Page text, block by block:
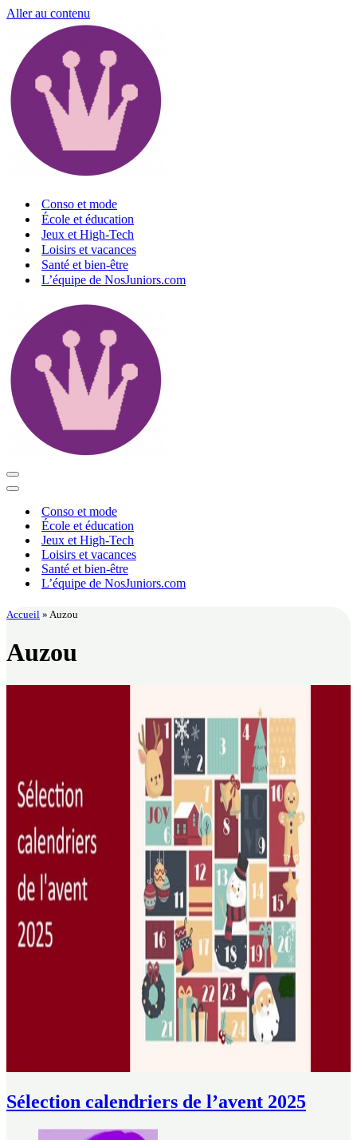
Aller au contenu
Conso et mode
École et éducation
Jeux et High-Tech
Loisirs et vacances
Santé et bien-être
L’équipe de NosJuniors.com
Menu
de
Menu
navigationConso et mode
École et éducation
Jeux et High-Tech
Loisirs et vacances
Santé et bien-être
L’équipe de NosJuniors.com
Accueil » Auzou
Auzou
Sélection calendriers de l’avent 2025